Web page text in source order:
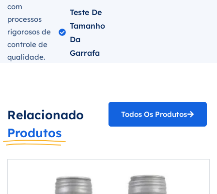
com
processos
rigorosos de
controle de
qualidade.
Teste De
Tamanho
Da
Garrafa
Relacionado
Produtos
Todos Os Produtos